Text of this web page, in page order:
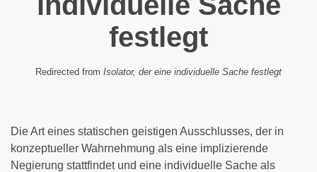
festlegt
Redirected from Isolator, der eine individuelle Sache festlegt
Die Art eines statischen geistigen Ausschlusses, der in
konzeptueller Wahrnehmung als eine implizierende
Negierung stattfindet und eine individuelle Sache als